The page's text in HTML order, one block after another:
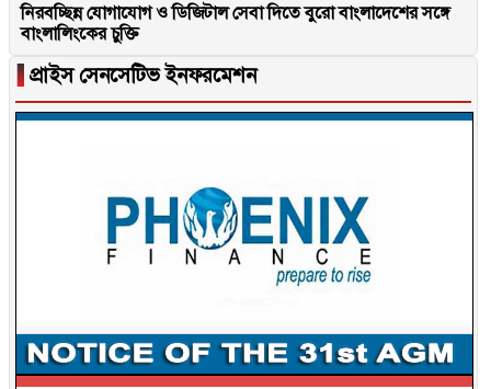
নিরবচ্ছিন্ন যোগাযোগ ও ডিজিটাল সেবা দিতে বুরো বাংলাদেশের সঙ্গে
বাংলালিংকের চুক্তি
▐ প্রাইস সেনসেটিভ ইনফরমেশন